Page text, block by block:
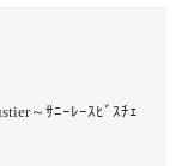
～ｻﾆｰﾚｰｽﾋﾞｽﾁｪ